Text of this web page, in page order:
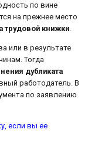
по вине
на прежнее место
трудовой книжки.
или в результате
Тогда
дубликата
работодатель. В
по заявлению
если вы ее